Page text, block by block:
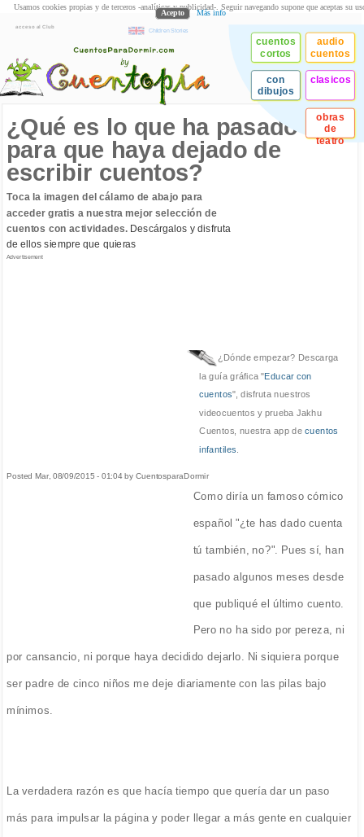
acceso al Club
Children Stories
cuentos
cortos
audio
cuentos
con
dibujos
clasicos
obras
de
teatro
¿Qué es lo que ha pasado
para que haya dejado de
escribir cuentos?
Toca la imagen del cálamo de abajo para
acceder gratis a nuestra mejor selección de
cuentos con actividades.Descárgalos y disfruta
de ellos siempre que quieras
Advertisement
¿Dónde empezar? Descarga
la guía gráfica "Educar con
cuentos", disfruta nuestros
videocuentos y prueba Jakhu
Cuentos, nuestra app decuentos
infantiles.
Posted Mar, 08/09/2015 - 01:04 by CuentosparaDormir
Como diría un famoso cómico
español "¿te has dado cuenta
tú también, no?". Pues sí, han
pasado algunos meses desde
que publiqué el último cuento.
Pero no ha sido por pereza, ni
por cansancio, ni porque haya decidido dejarlo. Ni siquiera porque
ser padre de cinco niños me deje diariamente con las pilas bajo
mínimos.
La verdadera razón es que hacía tiempo que quería dar un paso
más para impulsar la página y poder llegar a más gente en cualquier
Usamos cookies propias y de terceros -analíticas y publicidad-. Seguir navegando supone que aceptas su
Acepto Más info